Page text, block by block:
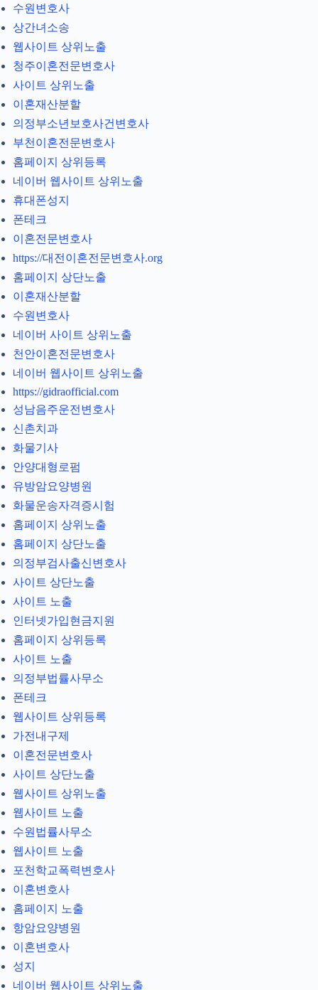
수원변호사
상간녀소송
웹사이트 상위노출
청주이혼전문변호사
사이트 상위노출
이혼재산분할
의정부소년보호사건변호사
부천이혼전문변호사
홈페이지 상위등록
네이버 웹사이트 상위노출
휴대폰성지
폰테크
이혼전문변호사
https://대전이혼전문변호사.org
홈페이지 상단노출
이혼재산분할
수원변호사
네이버 사이트 상위노출
천안이혼전문변호사
네이버 웹사이트 상위노출
https://gidraofficial.com
성남음주운전변호사
신촌치과
화물기사
안양대형로펌
유방암요양병원
화물운송자격증시험
홈페이지 상위노출
홈페이지 상단노출
의정부검사출신변호사
사이트 상단노출
사이트 노출
인터넷가입현금지원
홈페이지 상위등록
사이트 노출
의정부법률사무소
폰테크
웹사이트 상위등록
가전내구제
이혼전문변호사
사이트 상단노출
웹사이트 상위노출
웹사이트 노출
수원법률사무소
웹사이트 노출
포천학교폭력변호사
이혼변호사
홈페이지 노출
항암요양병원
이혼변호사
성지
네이버 웹사이트 상위노출